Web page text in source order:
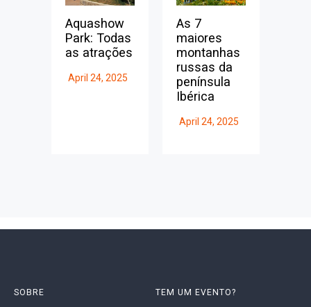
Aquashow
Park: Todas
as atrações
April 24, 2025
As 7
maiores
montanhas
russas da
península
Ibérica
April 24, 2025
SOBRE TEM UM EVENTO?